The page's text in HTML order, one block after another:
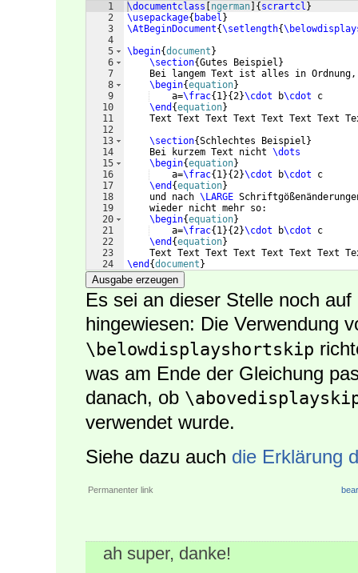
1
2
3
4
5
6
7
8
9
10
11
12
13
14
15
16
17
18
19
20
21
22
23
24
\documentclass ngerman { scrartcl }
\usepackage{ babel }
\AtBeginDocument{\setlength{
\begin{document }
\section{Gutes Beispiel }
Bei langem Text ist alles in
\begin{equation}
    a=
\frac{ 1}{2}\cdot b\cdot c
\end {equation}
Text Text Text Text Text Text Text
\section{Schlechtes Beispiel }
    Bei kurzem Text nicht
\dots
\begin{equation}
    a=
\frac{ 1}{2}\cdot b\cdot c
\end {equation}
    und nach
\LARGE
    wieder nicht mehr so:
\begin{equation}
    a=
\frac{ 1}{2}\cdot b\cdot c
\end {equation}
Text Text Text Text Text Text Text
\end {document }
Ausgabe erzeugen
Es sei an dieser Stelle noch
hingewiesen: Die Verwendung
\belowdisplayshortskip
was am Ende der Gleichung
danach, ob
verwendet wurde.
Siehe dazu auch die Erklärung
Permanenter link
ah super, danke!